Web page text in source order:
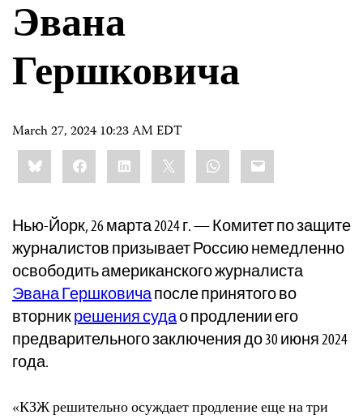
Эвана
Гершковича
March 27, 2024 10:23 AM EDT
Share
this:BlueskyFacebookLinkedIn WhatsApp
Email
Нью-Йорк, 26 марта 2024 г. — Комитет по защите
журналистов призывает Россию немедленно
освободить американского журналиста
Эвана Гершковичапосле принятого во
вторникрешения судао продлении его
предварительного заключения до 30 июня 2024
года.
«КЗЖ решительно осуждает продление еще на три